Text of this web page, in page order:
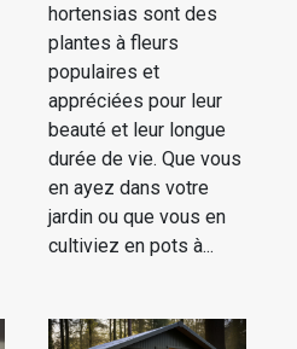
hortensias sont des
plantes à fleurs
populaires et
appréciées pour leur
beauté et leur longue
durée de vie. Que vous
en ayez dans votre
jardin ou que vous en
cultiviez en pots à...